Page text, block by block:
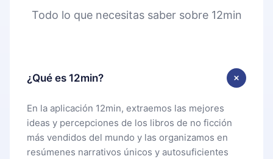
Todo lo que necesitas saber sobre 12min
¿Qué es 12min?
En la aplicación 12min, extraemos las mejores
ideas y percepciones de los libros de no ficción
más vendidos del mundo y las organizamos en
resúmenes narrativos únicos y autosuficientes